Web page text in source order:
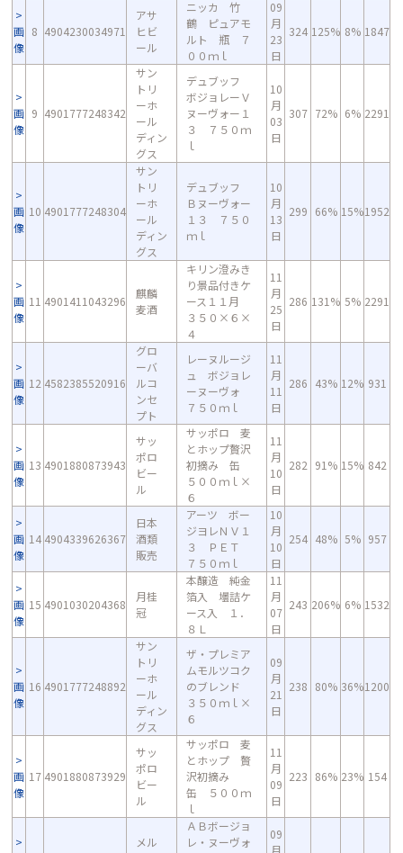
画
像
8 4904230034971
アサ
ヒビ
ール
ニッカ 竹
鶴 ピュアモ
ルト 瓶 ７
００ｍｌ
09
月
23
日
324 125% 8% 1847
画
像
9 4901777248342
サン
トリ
ーホ
ール
ディン
グス
デュブッフ
ボジョレーＶ
ヌーヴォー１
３ ７５０ｍ
ｌ
10
月
03
日
307 72% 6% 2291
画
像
10 4901777248304
サン
トリ
ーホ
ール
ディン
グス
デュブッフ
Ｂヌーヴォー
１３ ７５０
ｍｌ
10
月
13
日
299 66% 15%1952
画
像
11 4901411043296
麒麟
麦酒
キリン澄みき
り景品付きケ
ース１１月
３５０×６×
４
11
月
25
日
286 131% 5% 2291
画
像
12 4582385520916
グロ
ーバ
ルコ
ンセ
プト
レーヌルージ
ュ ボジョレ
ーヌーヴォ
７５０ｍｌ
11
月
11
日
286 43% 12% 931
画
像
13 4901880873943
サッ
ポロ
ビー
ル
サッポロ 麦
とホップ贅沢
初摘み 缶
５００ｍｌ×
６
11
月
10
日
282 91% 15% 842
画
像
14 4904339626367
日本
酒類
販売
アーツ ボー
ジヨレＮＶ１
３ ＰＥＴ
７５０ｍｌ
10
月
10
日
254 48% 5% 957
画
像
15 4901030204368
月桂
冠
本醸造 純金
箔入 壜詰ケ
ース入 １．
８Ｌ
11
月
07
日
243 206% 6% 1532
画
像
16 4901777248892
サン
トリ
ーホ
ール
ディン
グス
ザ・プレミア
ムモルツコク
のブレンド
３５０ｍｌ×
６
09
月
21
日
238 80% 36%1200
画
像
17 4901880873929
サッ
ポロ
ビー
ル
サッポロ 麦
とホップ 贅
沢初摘み
缶 ５００ｍ
ｌ
11
月
09
日
223 86% 23% 154
メル
ＡＢボージョ
レ・ヌーヴォ
09
月